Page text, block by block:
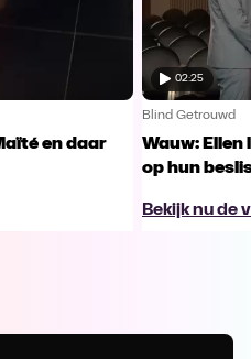
en daar
02:25
Blind Getrouwd
Wauw:
op hun
Bekijk nu de